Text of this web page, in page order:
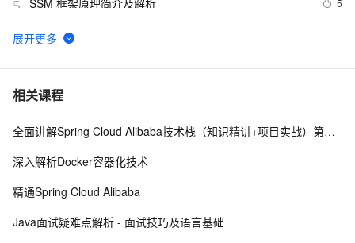
5 SSM 框架原理简介及解析 5
6
java初中级面试题(SSM+Mysql+微服务
(Redis+MongoDB)+设计模式+搜索引擎(ES)+JVM
7 ssm027学校运动会信息管理系统(文档+源码)_kaic
8 SSM(Vue3+ElementPlus+Axios+SSM前后端分离)--搭建
（SpringBoot，SSM）（万字长文1）
10SSM实现权限管理(三)
相关课程
全面讲解Spring Cloud Alibaba技术栈（知识精讲+项目实战）第一阶段
深入解析Docker容器化技术
精通Spring Cloud Alibaba
Java面试疑难点解析 - 面试技巧及语言基础